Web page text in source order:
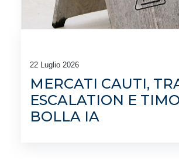
22 Luglio 2026
MERCATI CAUTI,
ESCALATION E
BOLLA IA